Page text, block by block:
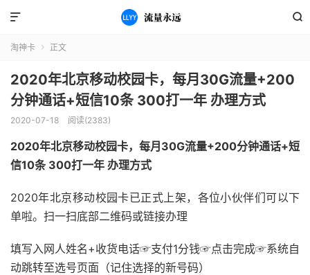


淘神卡  正文
2020年北京移动校园卡，每月30G流量+200
分钟通话+短信10条 300打一年 办理方式
2020-07-18 阅读(2383)
2020年北京移动校园卡，每月30G流量+200分钟通话+短
信10条 300打一年 办理方式
2020年北京移动校园卡已正式上架，各位小伙伴们可以下
单啦。扫一扫底部二维码或链接办理
填写入网人姓名+收货电话☞支付1分钱☞点击完成☞系统自
动跳转至选号页面（记住选择的新号码）